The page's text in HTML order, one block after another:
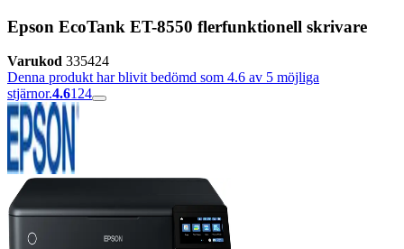
Epson EcoTank ET-8550 flerfunktionell skrivare
Varukod 335424
Denna produkt har blivit bedömd som 4.6 av 5 möjliga
stjärnor.4.6124